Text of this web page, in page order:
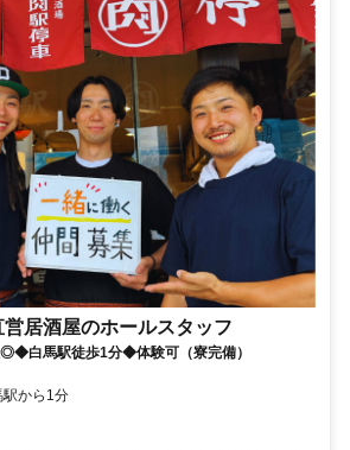
居酒屋のホールスタッフ
白馬駅徒歩1分◆体験可（寮完備）
駅から1分